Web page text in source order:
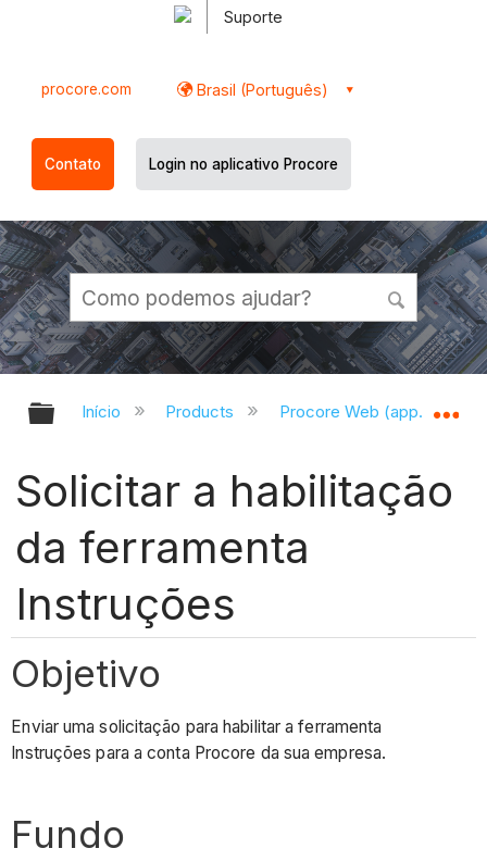
Suporte
procore.com Brasil (Português)
Contato Login no aplicativo Procore
Expandir/recolher hierarquia
Início Products Procore Web
Solicitar a habilitação
da ferramenta
Instruções
Objetivo
Enviar uma solicitação para habilitar a ferramenta
Instruções para a conta Procore da sua empresa.
Fundo